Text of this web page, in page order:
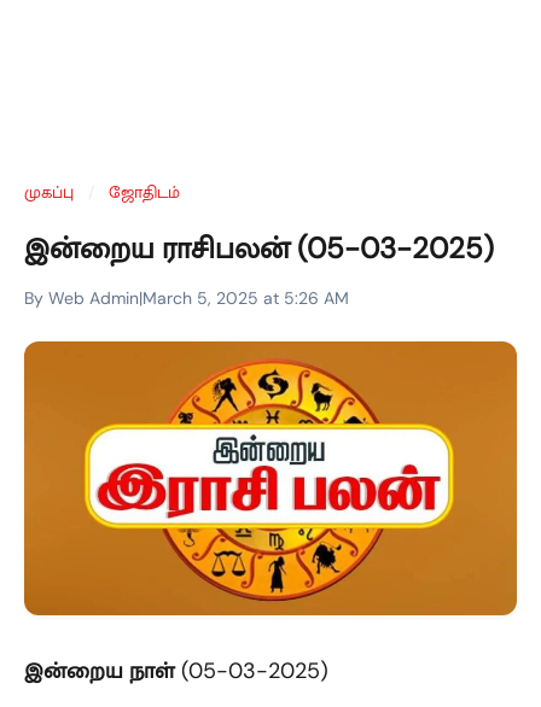
முகப்பு ஜோதிடம்
இன்றைய ராசிபலன் (05-03-2025)
By Web Admin|March 5, 2025 at 5:26 AM
இன்றைய நாள்(05-03-2025)